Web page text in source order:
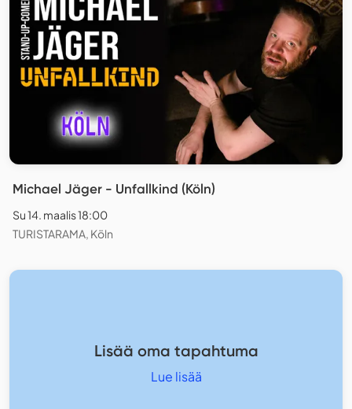
Michael Jäger - Unfallkind (Köln)
Su 14. maalis 18:00
TURISTARAMA, Köln
Lisää oma tapahtuma
Lue lisää